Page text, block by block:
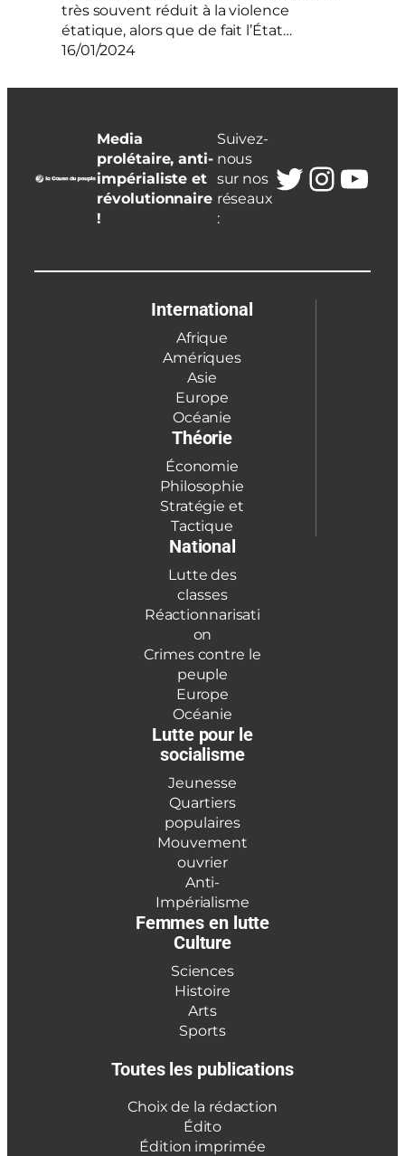
très souvent réduit à la violence
étatique, alors que de fait l’État…
16/01/2024
Media
prolétaire, anti-
impérialiste et
révolutionnaire
!
Suivez-
nous
sur nos
réseaux
:
Twitter
International
Afrique
Amériques
Asie
Europe
Océanie
Théorie
Économie
Philosophie
Stratégie et
Tactique
National
Lutte des
classes
Réactionnarisati
on
Crimes contre le
peuple
Europe
Océanie
Lutte pour le
socialisme
Jeunesse
Quartiers
populaires
Mouvement
ouvrier
Anti-
Impérialisme
Femmes en lutte
Culture
Sciences
Histoire
Arts
Sports
Toutes les publications
Choix de la rédaction
Édito
Édition imprimée